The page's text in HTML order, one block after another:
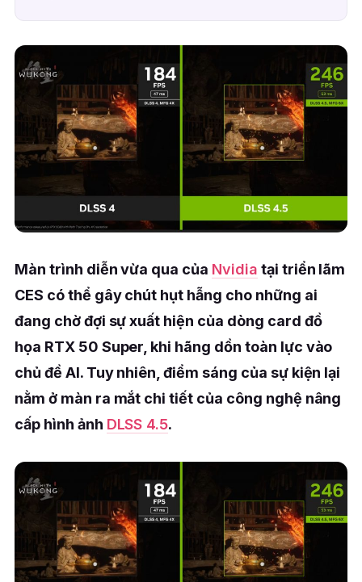
Màn trình diễn vừa qua của Nvidia tại triển lãm
CES có thể gây chút hụt hẫng cho những ai
đang chờ đợi sự xuất hiện của dòng card đồ
họa RTX 50 Super, khi hãng dồn toàn lực vào
chủ đề AI. Tuy nhiên, điểm sáng của sự kiện lại
nằm ở màn ra mắt chi tiết của công nghệ nâng
cấp hình ảnh DLSS 4.5.